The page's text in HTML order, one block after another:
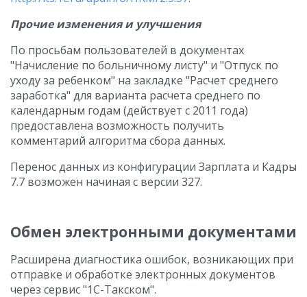
Прочие изменения и улучшения
По просьбам пользователей в документах
"Начисление по больничному листу" и "Отпуск по
уходу за ребенком" на закладке "Расчет среднего
заработка" для варианта расчета среднего по
календарным годам (действует с 2011 года)
предоставлена возможность получить
комментарий алгоритма сбора данных.
Перенос данных из конфигурации Зарплата и Кадры
7.7 возможен начиная с версии 327.
Обмен электронными документами
Расширена диагностика ошибок, возникающих при
отправке и обработке электронных документов
через сервис "1С-Такском".